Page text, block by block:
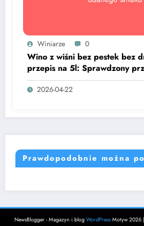
Winiarze 0
Wino z wiśni bez pestek bez
przepis na 5l: Sprawdzony
sekret udanego smaku
2026-04-22
Prawdopodobnie można
NewsBlogger - Magazyn i blog WordPress Motyw 2026